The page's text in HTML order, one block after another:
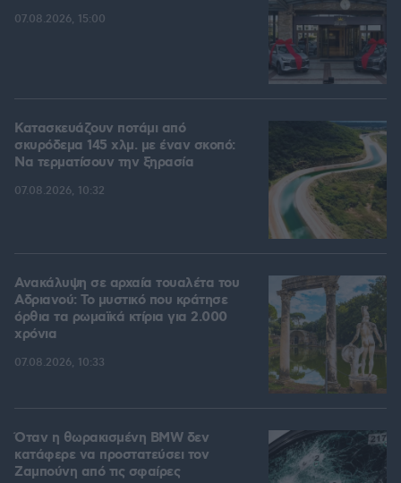
07.08.2026, 15:00
Κατασκευάζουν ποτάμι από
σκυρόδεμα 145 χλμ. με έναν σκοπό:
Να τερματίσουν την ξηρασία
07.08.2026, 10:32
Ανακάλυψη σε αρχαία τουαλέτα του
Αδριανού: Το μυστικό που κράτησε
όρθια τα ρωμαϊκά κτίρια για 2.000
χρόνια
07.08.2026, 10:33
Όταν η θωρακισμένη BMW δεν
κατάφερε να προστατεύσει τον
Ζαμπούνη από τις σφαίρες